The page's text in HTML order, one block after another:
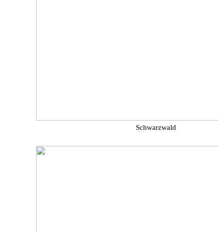
Schwarzwald